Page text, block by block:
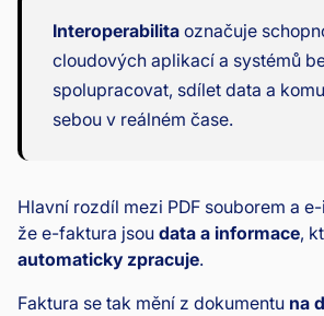
Interoperabilita označuje
cloudových aplikací a systémů
spolupracovat, sdílet data a
sebou v reálném čase.
Hlavní rozdíl mezi PDF souborem a
že e-faktura jsou data a informace,
automaticky zpracuje.
Faktura se tak mění z dokumentu na